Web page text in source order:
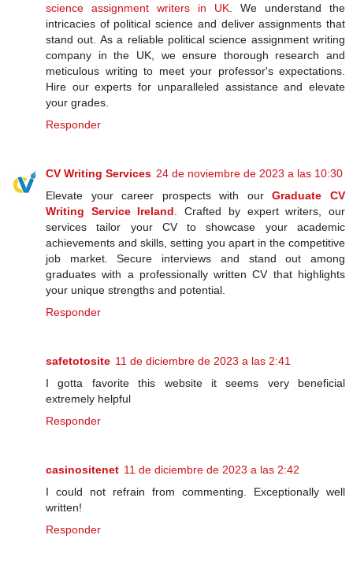
science assignment writers in UK . We understand the
intricacies of political science and deliver assignments that
stand out. As a reliable political science assignment writing
company in the UK, we ensure thorough research and
meticulous writing to meet your professor's expectations.
Hire our experts for unparalleled assistance and elevate
your grades.
Responder
CV Writing Services 24 de noviembre de 2023 a las 10:30
Elevate your career prospects with ourGraduate CV
Writing Service Ireland . Crafted by expert writers, our
services tailor your CV to showcase your academic
achievements and skills, setting you apart in the competitive
job market. Secure interviews and stand out among
graduates with a professionally written CV that highlights
your unique strengths and potential.
Responder
safetotosite 11 de diciembre de 2023 a las 2:41
I gotta favorite this website it seems very beneficial
extremely helpful
Responder
casinositenet 11 de diciembre de 2023 a las 2:42
I could not refrain from commenting. Exceptionally well
written!
Responder